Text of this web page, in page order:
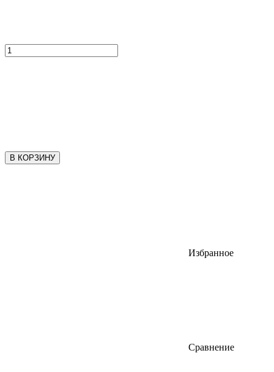
В КОРЗИНУ
Избранное
Сравнение